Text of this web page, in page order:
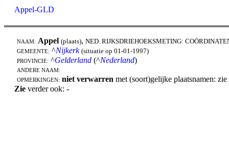
Appel-GLD
NAAM: Appel (plaats), NED. RIJKSDRIEHOEKSMETING:
GEMEENTE: ^Nijkerk (situatie op 01-01-1997)
PROVINCIE: ^Gelderland (^Nederland)
ANDERE NAAM:
OPMERKINGEN: niet verwarren met (soort)gelijke plaatsnamen:
Zie verder ook: -